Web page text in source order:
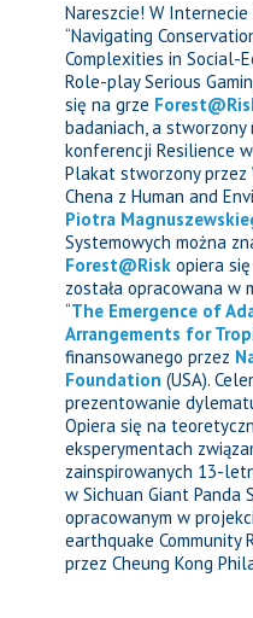
Nareszcie! W
“Navigating
Complexities in Social-
Role-play Serious
się na grze
badaniach, a stworzony
konferencji Resilience
Plakat stworzony przez
Chena z Human and
Piotra
Systemowych można
Forest@Risk opiera
została opracowana w
“The Emergence of
Arrangements for
finansowanego przez
Foundation (USA).
prezentowanie
Opiera się na
eksperymentach
zainspirowanych 13-
w Sichuan Giant Panda
opracowanym w
earthquake Community
przez Cheung Kong